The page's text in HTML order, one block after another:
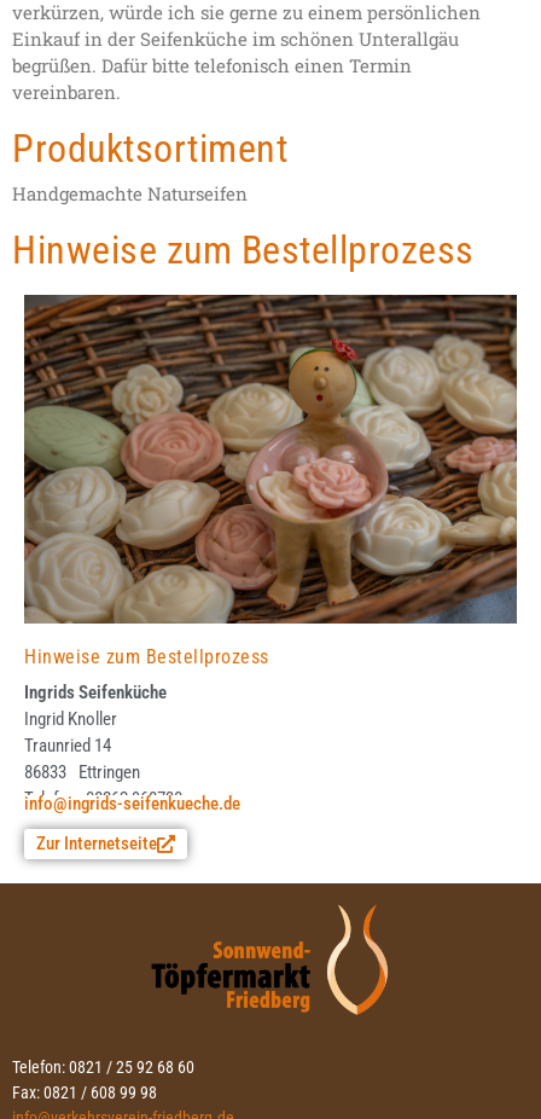
verkürzen, würde ich sie gerne zu einem persönlichen
Einkauf in der Seifenküche im schönen Unterallgäu
begrüßen. Dafür bitte telefonisch einen Termin
vereinbaren.
Produktsortiment
Handgemachte Naturseifen
Hinweise zum Bestellprozess
Hinweise zum Bestellprozess
Ingrids Seifenküche
Ingrid Knoller
Traunried 14
86833
Ettringen
Telefon: 08262 968730
info@ingrids-seifenkueche.de
Zur Internetseite
Telefon: 0821 / 25 92 68 60
Fax: 0821 / 608 99 98